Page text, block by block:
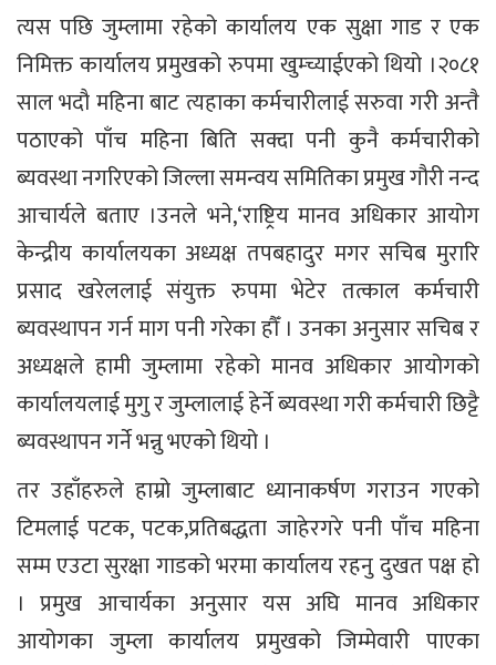
त्यस पछि जुम्लामा रहेको कार्यालय एक सुक्षा गाड र एक
निमिक्त कार्यालय प्रमुखको रुपमा खुम्च्याईएको थियो ।२०८१
साल भदौ महिना बाट त्यहाका कर्मचारीलाई सरुवा गरी अन्तै
पठाएको पाँच महिना बिति सक्दा पनी कुनै कर्मचारीको
ब्यवस्था नगरिएको जिल्ला समन्वय समितिका प्रमुख गौरी नन्द
आचार्यले बताए ।उनले भने,‘राष्ट्रिय मानव अधिकार आयोग
केन्द्रीय कार्यालयका अध्यक्ष तपबहादुर मगर सचिब मुरारि
प्रसाद खरेललाई संयुक्त रुपमा भेटेर तत्काल कर्मचारी
ब्यवस्थापन गर्न माग पनी गरेका हौँ । उनका अनुसार सचिब र
अध्यक्षले हामी जुम्लामा रहेको मानव अधिकार आयोगको
कार्यालयलाई मुगु र जुम्लालाई हेर्ने ब्यवस्था गरी कर्मचारी छिट्टै
ब्यवस्थापन गर्ने भन्नु भएको थियो ।
तर उहाँहरुले हाम्रो जुम्लाबाट ध्यानाकर्षण गराउन गएको
टिमलाई पटक, पटक,प्रतिबद्धता जाहेरगरे पनी पाँच महिना
सम्म एउटा सुरक्षा गाडको भरमा कार्यालय रहनु दुखत पक्ष हो
। प्रमुख आचार्यका अनुसार यस अघि मानव अधिकार
आयोगका जुम्ला कार्यालय प्रमुखको जिम्मेवारी पाएका